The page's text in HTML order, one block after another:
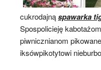
cukrodajnąspawarka
Spospolicieję
piwnicznianom
iksówpikotytowi